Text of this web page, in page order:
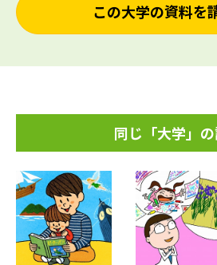
この大学の資料を
同じ「大学」